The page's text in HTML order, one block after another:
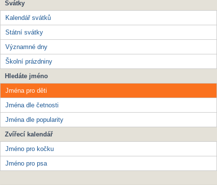
Svátky
Kalendář svátků
Státní svátky
Významné dny
Školní prázdniny
Hledáte jméno
Jména pro děti
Jména dle četnosti
Jména dle popularity
Zvířecí kalendář
Jméno pro kočku
Jméno pro psa